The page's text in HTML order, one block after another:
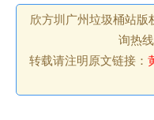
欣方圳广州垃圾桶站版
询热
转载请注明原文链接：